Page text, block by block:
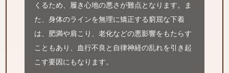
くるため、履き心地の悪さが難点となります。ま
た、身体のラインを無理に矯正する窮屈な下着
は、肥満や肩こり、老化などの悪影響をもたらす
こともあり、血行不良と自律神経の乱れを引き起
こす要因にもなります。